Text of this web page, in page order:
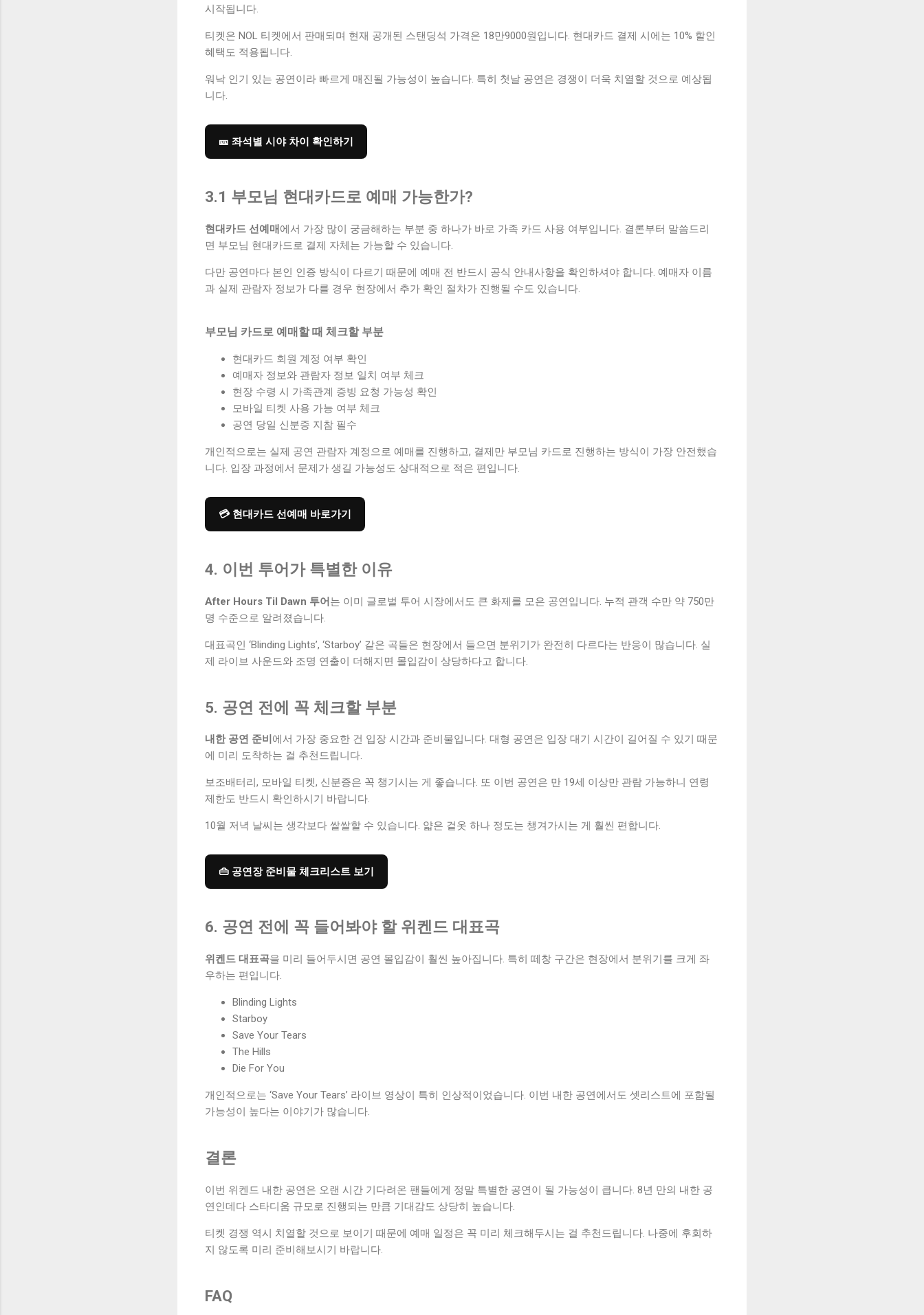
시작됩니다.
티켓은 NOL 티켓에서 판매되며 현재 공개된 스탠딩석 가격은 18만9000원입니다. 현대카드 결제 시에는 10% 할인
혜택도 적용됩니다.
워낙 인기 있는 공연이라 빠르게 매진될 가능성이 높습니다. 특히 첫날 공연은 경쟁이 더욱 치열할 것으로 예상됩
니다.
🎫 좌석별 시야 차이 확인하기
3.1 부모님 현대카드로 예매 가능한가?
현대카드 선예매 에서 가장 많이 궁금해하는 부분 중 하나가 바로 가족 카드 사용 여부입니다. 결론부터 말씀드리
면 부모님 현대카드로 결제 자체는 가능할 수 있습니다.
다만 공연마다 본인 인증 방식이 다르기 때문에 예매 전 반드시 공식 안내사항을 확인하셔야 합니다. 예매자 이름
과 실제 관람자 정보가 다를 경우 현장에서 추가 확인 절차가 진행될 수도 있습니다.
부모님 카드로 예매할 때 체크할 부분
현대카드 회원 계정 여부 확인
예매자 정보와 관람자 정보 일치 여부 체크
현장 수령 시 가족관계 증빙 요청 가능성 확인
모바일 티켓 사용 가능 여부 체크
공연 당일 신분증 지참 필수
개인적으로는 실제 공연 관람자 계정으로 예매를 진행하고, 결제만 부모님 카드로 진행하는 방식이 가장 안전했습
니다. 입장 과정에서 문제가 생길 가능성도 상대적으로 적은 편입니다.
💳 현대카드 선예매 바로가기
4. 이번 투어가 특별한 이유
After Hours Til Dawn 투어 는 이미 글로벌 투어 시장에서도 큰 화제를 모은 공연입니다. 누적 관객 수만 약 750만
명 수준으로 알려졌습니다.
대표곡인 ‘Blinding Lights’, ‘Starboy’ 같은 곡들은 현장에서 들으면 분위기가 완전히 다르다는 반응이 많습니다. 실
제 라이브 사운드와 조명 연출이 더해지면 몰입감이 상당하다고 합니다.
5. 공연 전에 꼭 체크할 부분
내한 공연 준비 에서 가장 중요한 건 입장 시간과 준비물입니다. 대형 공연은 입장 대기 시간이 길어질 수 있기 때문
에 미리 도착하는 걸 추천드립니다.
보조배터리, 모바일 티켓, 신분증은 꼭 챙기시는 게 좋습니다. 또 이번 공연은 만 19세 이상만 관람 가능하니 연령
제한도 반드시 확인하시기 바랍니다.
10월 저녁 날씨는 생각보다 쌀쌀할 수 있습니다. 얇은 겉옷 하나 정도는 챙겨가시는 게 훨씬 편합니다.
👜 공연장 준비물 체크리스트 보기
6. 공연 전에 꼭 들어봐야 할 위켄드 대표곡
위켄드 대표곡을 미리 들어두시면 공연 몰입감이 훨씬 높아집니다. 특히 떼창 구간은 현장에서 분위기를 크게 좌
우하는 편입니다.
Blinding Lights
Starboy
Save Your Tears
The Hills
Die For You
개인적으로는 ‘Save Your Tears’ 라이브 영상이 특히 인상적이었습니다. 이번 내한 공연에서도 셋리스트에 포함될
가능성이 높다는 이야기가 많습니다.
결론
이번 위켄드 내한 공연은 오랜 시간 기다려온 팬들에게 정말 특별한 공연이 될 가능성이 큽니다. 8년 만의 내한 공
연인데다 스타디움 규모로 진행되는 만큼 기대감도 상당히 높습니다.
티켓 경쟁 역시 치열할 것으로 보이기 때문에 예매 일정은 꼭 미리 체크해두시는 걸 추천드립니다. 나중에 후회하
지 않도록 미리 준비해보시기 바랍니다.
FAQ